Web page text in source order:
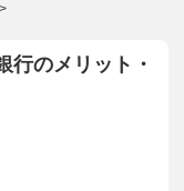
>
行のメリット・